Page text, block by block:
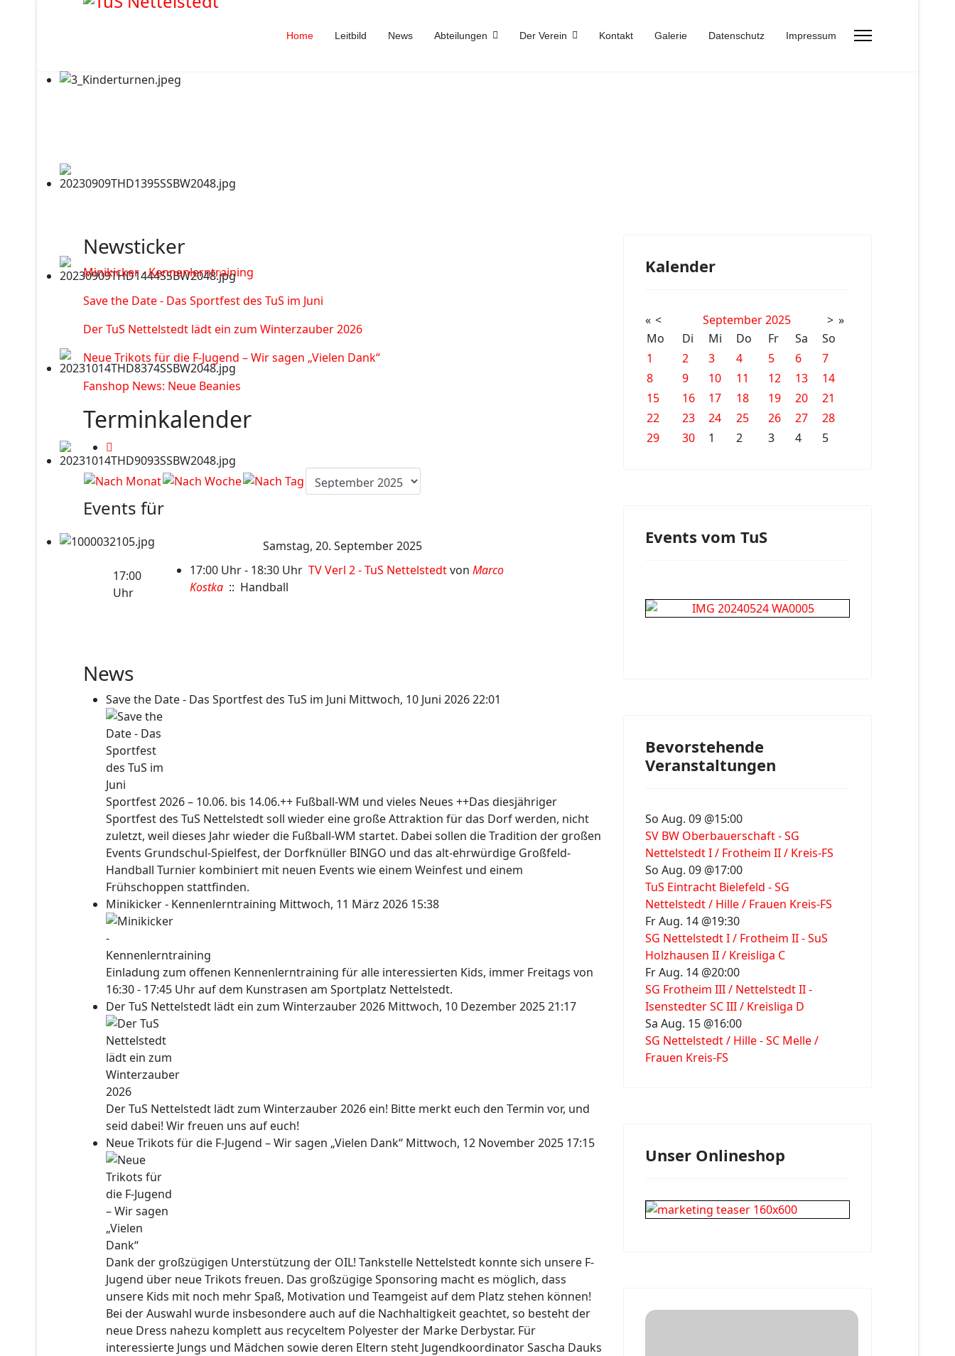
Home Leitbild News Abteilungen Der Verein Kontakt Galerie Datenschutz Impressum
Newsticker
Minikicker - Kennenlerntraining
Save the Date - Das Sportfest des TuS im Juni
Der TuS Nettelstedt lädt ein zum Winterzauber 2026
Neue Trikots für die F-Jugend – Wir sagen „Vielen Dank“
Fanshop News: Neue Beanies
Terminkalender
Events für
Samstag, 20. September 2025
17:00
Uhr
17:00 Uhr - 18:30 Uhr TV Verl 2 - TuS Nettelstedtvon Marco
Kostka:: Handball
News
Save the Date - Das Sportfest des TuS im Juni Mittwoch, 10 Juni 2026 22:01
Sportfest 2026 – 10.06. bis 14.06.++ Fußball-WM und vieles Neues ++Das diesjähriger
Sportfest des TuS Nettelstedt soll wieder eine große Attraktion für das Dorf werden, nicht
zuletzt, weil dieses Jahr wieder die Fußball-WM startet. Dabei sollen die Tradition der großen
Events Grundschul-Spielfest, der Dorfknüller BINGO und das alt-ehrwürdige Großfeld-
Handball Turnier kombiniert mit neuen Events wie einem Weinfest und einem
Frühschoppen stattfinden.
Minikicker - Kennenlerntraining Mittwoch, 11 März 2026 15:38
Einladung zum offenen Kennenlerntraining für alle interessierten Kids, immer Freitags von
16:30 - 17:45 Uhr auf dem Kunstrasen am Sportplatz Nettelstedt.
Der TuS Nettelstedt lädt ein zum Winterzauber 2026 Mittwoch, 10 Dezember 2025 21:17
Der TuS Nettelstedt lädt zum Winterzauber 2026 ein! Bitte merkt euch den Termin vor, und
seid dabei! Wir freuen uns auf euch!
Neue Trikots für die F-Jugend – Wir sagen „Vielen Dank“ Mittwoch, 12 November 2025 17:15
Dank der großzügigen Unterstützung der OIL! Tankstelle Nettelstedt konnte sich unsere F-
Jugend über neue Trikots freuen. Das großzügige Sponsoring macht es möglich, dass
unsere Kids mit noch mehr Spaß, Motivation und Teamgeist auf dem Platz stehen können!
Bei der Auswahl wurde insbesondere auch auf die Nachhaltigkeit geachtet, so besteht der
neue Dress nahezu komplett aus recyceltem Polyester der Marke Derbystar. Für
interessierte Jungs und Mädchen sowie deren Eltern steht Jugendkoordinator Sascha Dauks
Kalender
« < September2025 > »
Mo
Di Mi Do Fr Sa
So
1
2 3 4 5 6
7
8
9 10 11 12 13
14
15
16 17 18 19 20
21
22
23 24 25 26 27
28
29
30 1 2 3 4 5
Events vom TuS
Bevorstehende
Veranstaltungen
So Aug. 09 @15:00
SV BW Oberbauerschaft - SG
Nettelstedt I / Frotheim II / Kreis-FS
So Aug. 09 @17:00
TuS Eintracht Bielefeld - SG
Nettelstedt / Hille / Frauen Kreis-FS
Fr Aug. 14 @19:30
SG Nettelstedt I / Frotheim II - SuS
Holzhausen II / Kreisliga C
Fr Aug. 14 @20:00
SG Frotheim III / Nettelstedt II -
Isenstedter SC III / Kreisliga D
Sa Aug. 15 @16:00
SG Nettelstedt / Hille - SC Melle /
Frauen Kreis-FS
Unser Onlineshop